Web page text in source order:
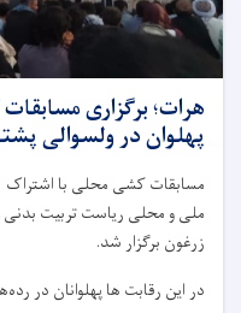
پهلوان در ولسوالی
ملی و محلی ریاست تربیت بدنی
زرغون برگزار شد.
در این رقابت ها پهلوانان در